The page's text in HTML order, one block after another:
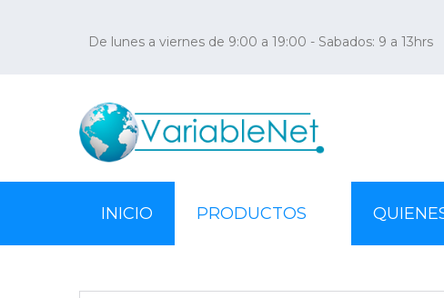
De lunes a viernes de 9:00 a 19:00 - Sabados: 9 a 13hrs
INICIO PRODUCTOS